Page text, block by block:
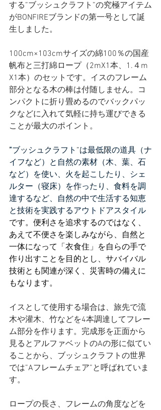
する”ブッシュクラフト”の究極アイテム
がBONFIREブランドの第一号として誕
生しました。
100cm×103cmサイズの綿100％の国産
帆布と三打綿ロープ（2mX1本、1.４m
X1本）のセットです。イスのフレーム
部分となる木の棒は付随しません。コ
ンパクトに折り畳めるのでバックパッ
クなどに入れて気軽に持ち運びできる
ことが最大のポイント。
”ブッシュクラフト”は最低限の道具（ナ
イフなど）と自然の素材（木、葉、石
など）を使い、火を起こしたり、シェ
ルター（寝床）を作ったり、食料を調
達するなど、自然の中で生活する知恵
と技術を実践するアウトドアスタイル
です。便利さを追求するのではなく、
あえて不便さを楽しみながら、自然と
一体になって「衣食住」を自らの手で
作り出すことを目的とし、サバイバル
技術とも関連が深く、災害時の備えに
もなります。
イスとして使用する場合は、旅先で流
木や灌木、竹などを4本調達してフレー
ム部分を作ります。完成形を正面から
見るとアルファベットのAの形に似てい
ることから、ブッシュクラフトの世界
では”Aフレームチェア”と呼ばれていま
す。
ロープの長さ、フレームの角度などを